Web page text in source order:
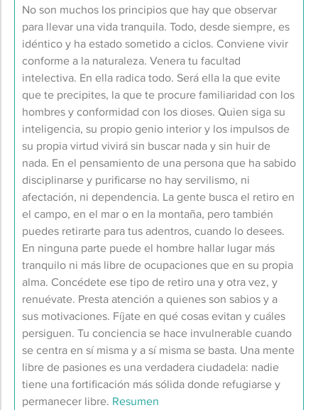
No son muchos los principios que hay que observar
para llevar una vida tranquila. Todo, desde siempre, es
idéntico y ha estado sometido a ciclos. Conviene vivir
conforme a la naturaleza. Venera tu facultad
intelectiva. En ella radica todo. Será ella la que evite
que te precipites, la que te procure familiaridad con los
hombres y conformidad con los dioses. Quien siga su
inteligencia, su propio genio interior y los impulsos de
su propia virtud vivirá sin buscar nada y sin huir de
nada. En el pensamiento de una persona que ha sabido
disciplinarse y purificarse no hay servilismo, ni
afectación, ni dependencia. La gente busca el retiro en
el campo, en el mar o en la montaña, pero también
puedes retirarte para tus adentros, cuando lo desees.
En ninguna parte puede el hombre hallar lugar más
tranquilo ni más libre de ocupaciones que en su propia
alma. Concédete ese tipo de retiro una y otra vez, y
renuévate. Presta atención a quienes son sabios y a
sus motivaciones. Fíjate en qué cosas evitan y cuáles
persiguen. Tu conciencia se hace invulnerable cuando
se centra en sí misma y a sí misma se basta. Una mente
libre de pasiones es una verdadera ciudadela: nadie
tiene una fortificación más sólida donde refugiarse y
permanecer libre. Resumen